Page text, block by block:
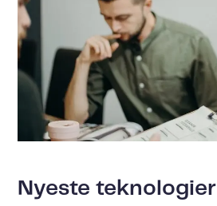
Nyeste teknologier